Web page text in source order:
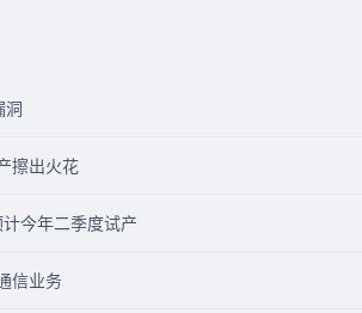
洞
擦出火花
今年二季度试产
信业务